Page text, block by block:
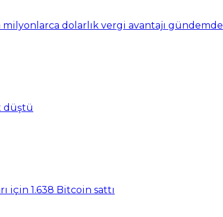
milyonlarca dolarlık vergi avantajı gündemde
düştü
için 1.638 Bitcoin sattı